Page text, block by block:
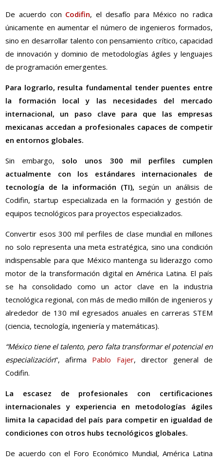
De acuerdo con Codifin, el desafío para México no radica
únicamente en aumentar el número de ingenieros formados,
sino en desarrollar talento con pensamiento crítico, capacidad
de innovación y dominio de metodologías ágiles y lenguajes
de programación emergentes.
Para lograrlo, resulta fundamental tender puentes entre
la formación local y las necesidades del mercado
internacional, un paso clave para que las empresas
mexicanas accedan a profesionales capaces de competir
en entornos globales.
Sin embargo, solo unos 300 mil perfiles cumplen
actualmente con los estándares internacionales de
tecnología de la información (TI), según un análisis de
Codifin, startup especializada en la formación y gestión de
equipos tecnológicos para proyectos especializados.
Convertir esos 300 mil perfiles de clase mundial en millones
no solo representa una meta estratégica, sino una condición
indispensable para que México mantenga su liderazgo como
motor de la transformación digital en América Latina. El país
se ha consolidado como un actor clave en la industria
tecnológica regional, con más de medio millón de ingenieros y
alrededor de 130 mil egresados anuales en carreras STEM
(ciencia, tecnología, ingeniería y matemáticas).
“México tiene el talento, pero falta transformar el potencial en
especialización”, afirma Pablo Fajer, director general de
Codifin.
La escasez de profesionales con certificaciones
internacionales y experiencia en metodologías ágiles
limita la capacidad del país para competir en igualdad de
condiciones con otros hubs tecnológicos globales.
De acuerdo con el Foro Económico Mundial, América Latina